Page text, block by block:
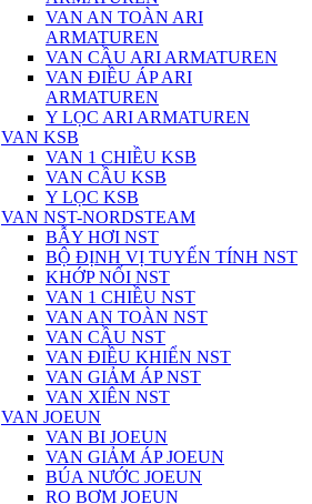
VAN AN TOÀN ARI
ARMATUREN
VAN CẦU ARI ARMATUREN
VAN ĐIỀU ÁP ARI
ARMATUREN
Y LỌC ARI ARMATUREN
VAN KSB
VAN 1 CHIỀU KSB
VAN CẦU KSB
Y LỌC KSB
VAN NST-NORDSTEAM
BẪY HƠI NST
BỘ ĐỊNH VỊ TUYẾN TÍNH NST
KHỚP NỐI NST
VAN 1 CHIỀU NST
VAN AN TOÀN NST
VAN CẦU NST
VAN ĐIỀU KHIỂN NST
VAN GIẢM ÁP NST
VAN XIÊN NST
VAN JOEUN
VAN BI JOEUN
VAN GIẢM ÁP JOEUN
BÚA NƯỚC JOEUN
RỌ BƠM JOEUN